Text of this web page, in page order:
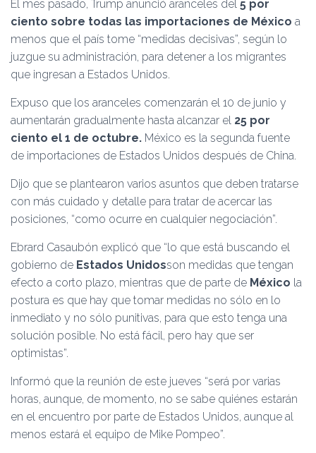
El mes pasado, Trump anunció aranceles del 5 por
ciento sobre todas las importaciones de México a
menos que el país tome “medidas decisivas”, según lo
juzgue su administración, para detener a los migrantes
que ingresan a Estados Unidos.
Expuso que los aranceles comenzarán el 10 de junio y
aumentarán gradualmente hasta alcanzar el 25 por
ciento el 1 de octubre. México es la segunda fuente
de importaciones de Estados Unidos después de China.
Dijo que se plantearon varios asuntos que deben tratarse
con más cuidado y detalle para tratar de acercar las
posiciones, “como ocurre en cualquier negociación”.
Ebrard Casaubón explicó que “lo que está buscando el
gobierno de Estados Unidosson medidas que tengan
efecto a corto plazo, mientras que de parte de México la
postura es que hay que tomar medidas no sólo en lo
inmediato y no sólo punitivas, para que esto tenga una
solución posible. No está fácil, pero hay que ser
optimistas”.
Informó que la reunión de este jueves “será por varias
horas, aunque, de momento, no se sabe quiénes estarán
en el encuentro por parte de Estados Unidos, aunque al
menos estará el equipo de Mike Pompeo”.